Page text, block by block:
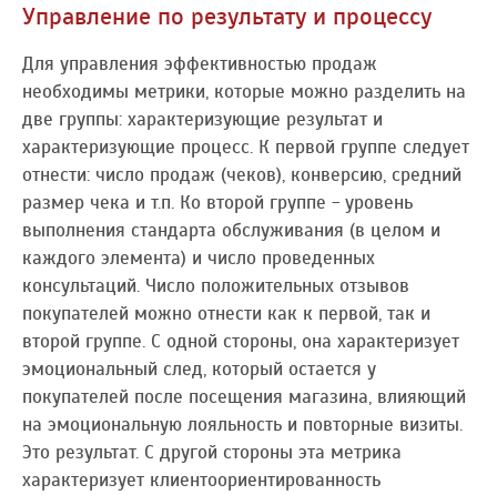
Управление по результату и процессу
Для управления эффективностью продаж
необходимы метрики, которые можно разделить на
две группы: характеризующие результат и
характеризующие процесс. К первой группе следует
отнести: число продаж (чеков), конверсию, средний
размер чека и т.п. Ко второй группе - уровень
выполнения стандарта обслуживания (в целом и
каждого элемента) и число проведенных
консультаций. Число положительных отзывов
покупателей можно отнести как к первой, так и
второй группе. С одной стороны, она характеризует
эмоциональный след, который остается у
покупателей после посещения магазина, влияющий
на эмоциональную лояльность и повторные визиты.
Это результат. С другой стороны эта метрика
характеризует клиентоориентированность